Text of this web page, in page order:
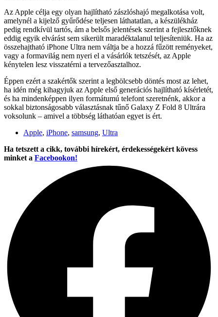
Az Apple célja egy olyan hajlítható zászlóshajó megalkotása volt,
amelynél a kijelző gyűrődése teljesen láthatatlan, a készülékház
pedig rendkívül tartós, ám a belsős jelentések szerint a fejlesztőknek
eddig egyik elvárást sem sikerült maradéktalanul teljesíteniük. Ha az
összehajtható iPhone Ultra nem váltja be a hozzá fűzött reményeket,
vagy a formavilág nem nyeri el a vásárlók tetszését, az Apple
kénytelen lesz visszatérni a tervezőasztalhoz.
Éppen ezért a szakértők szerint a legbölcsebb döntés most az lehet,
ha idén még kihagyjuk az Apple első generációs hajlítható kísérletét,
és ha mindenképpen ilyen formátumú telefont szeretnénk, akkor a
sokkal biztonságosabb választásnak tűnő Galaxy Z Fold 8 Ultrára
voksolunk – amivel a többség láthatóan egyet is ért.
Apple, iPhone, samsung, Ultra
Ha tetszett a cikk, további hírekért, érdekességekért kövess
minket a Facebookon!